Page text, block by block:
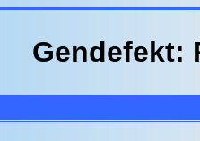
Gendefekt: